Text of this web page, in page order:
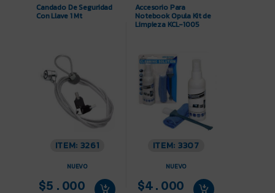
Candado De Seguridad
Con Llave 1 Mt
ITEM: 3261
NUEVO
$5.000
Accesorio Para
Notebook Opula Kit de
Limpieza KCL-1005
ITEM: 3307
NUEVO
$4.000